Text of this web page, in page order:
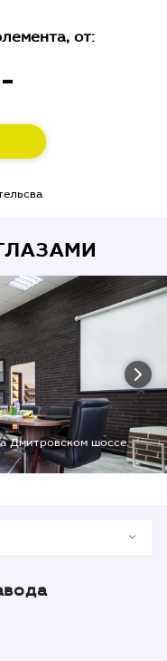
от:
Дмитровском шоссе.